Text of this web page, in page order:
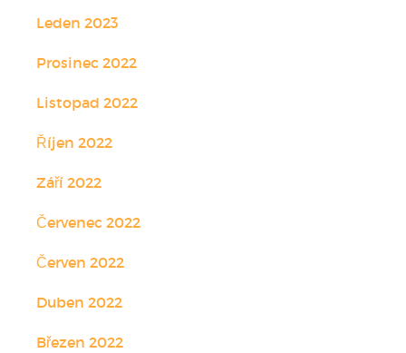
Leden 2023
Prosinec 2022
Listopad 2022
Říjen 2022
Září 2022
Červenec 2022
Červen 2022
Duben 2022
Březen 2022